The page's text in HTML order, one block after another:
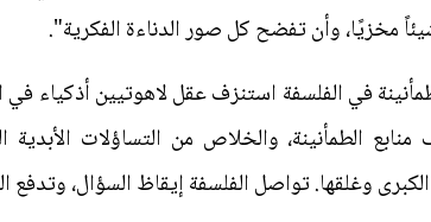
مخزيًا، وأن تفضح كل صور الدناءة الفكرية".
في الفلسفة استنزف عقل لاهوتيين أذكياء في
الطمأنينة، والخلاص من التساؤلات
الكبرى وغلقها. تواصل الفلسفة إيقاظ السؤال،